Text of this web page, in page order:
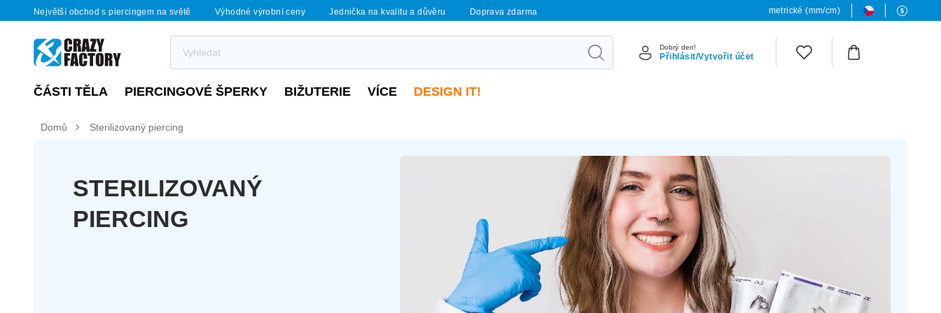
Největší obchod s piercingem na světě Výhodné výrobní ceny Jednička na kvalitu a důvěru Doprava zdarma metrické (mm/cm)
Dobrý den!
Přihlásit/Vytvořit účet
ČÁSTI TĚLA PIERCINGOVÉ ŠPERKY BIŽUTERIE VÍCE DESIGN IT!
Domů Sterilizovaný piercing
STERILIZOVANÝ
PIERCING